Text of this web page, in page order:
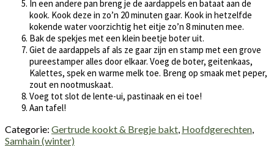
In een andere pan breng je de aardappels en bataat aan de
kook. Kook deze in zo’n 20 minuten gaar. Kook in hetzelfde
kokende water voorzichtig het eitje zo’n 8 minuten mee.
Bak de spekjes met een klein beetje boter uit.
Giet de aardappels af als ze gaar zijn en stamp met een grove
pureestamper alles door elkaar. Voeg de boter, geitenkaas,
Kalettes, spek en warme melk toe. Breng op smaak met peper,
zout en nootmuskaat.
Voeg tot slot de lente-ui, pastinaak en ei toe!
Aan tafel!
Categorie: Gertrude kookt & Bregje bakt, Hoofdgerechten,
Samhain (winter)